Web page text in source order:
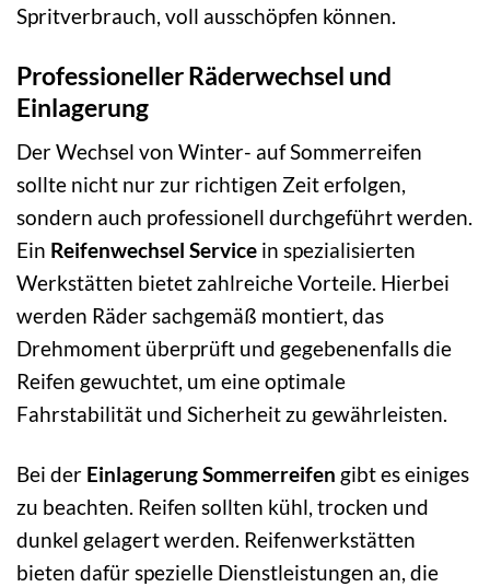
Spritverbrauch, voll ausschöpfen können.
Professioneller Räderwechsel und
Einlagerung
Der Wechsel von Winter- auf Sommerreifen
sollte nicht nur zur richtigen Zeit erfolgen,
sondern auch professionell durchgeführt werden.
Ein Reifenwechsel Service in spezialisierten
Werkstätten bietet zahlreiche Vorteile. Hierbei
werden Räder sachgemäß montiert, das
Drehmoment überprüft und gegebenenfalls die
Reifen gewuchtet, um eine optimale
Fahrstabilität und Sicherheit zu gewährleisten.
Bei der Einlagerung Sommerreifen gibt es einiges
zu beachten. Reifen sollten kühl, trocken und
dunkel gelagert werden. Reifenwerkstätten
bieten dafür spezielle Dienstleistungen an, die